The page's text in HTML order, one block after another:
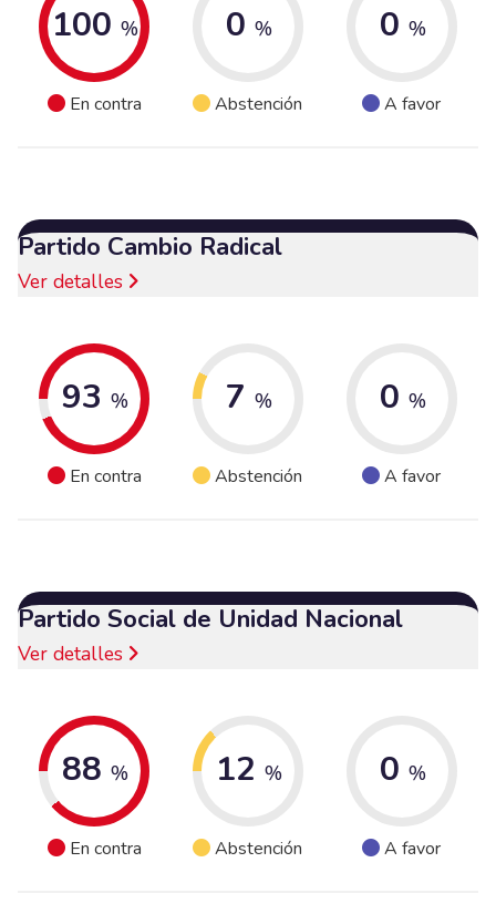
100 %
En contra
0 %
Abstención
0 %
A favor
Partido Cambio Radical
Ver detalles
93 %
En contra
7 %
Abstención
0 %
A favor
Partido Social de Unidad Nacional
Ver detalles
88 %
En contra
12 %
Abstención
0 %
A favor